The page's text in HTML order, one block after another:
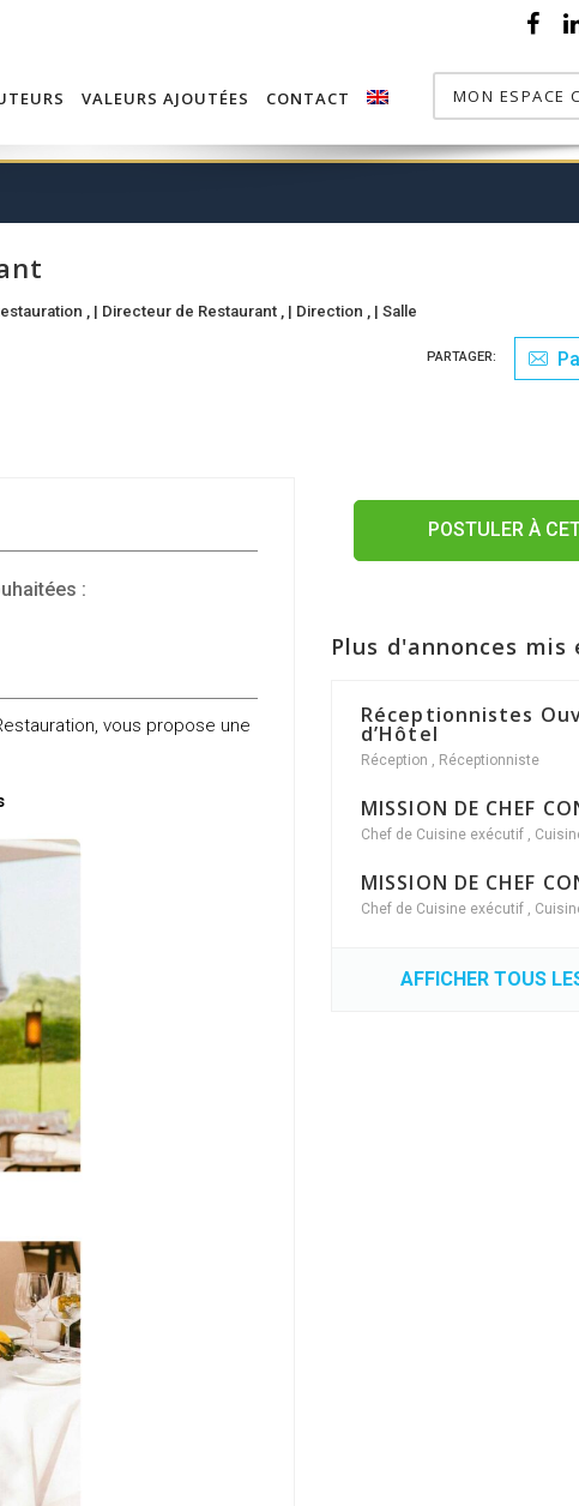
MON ESPACE
VALEURS AJOUTÉES CONTACT
, | Directeur de Restaurant , | Direction , | Salle
PARTAGER:
:
vous propose une
POSTULER À
Plus d'annonces mis
Réceptionnistes
d’Hôtel
Réception , Réceptionniste
MISSION DE CHEF
Chef de Cuisine exécutif ,
MISSION DE CHEF
Chef de Cuisine exécutif ,
AFFICHER TOUS